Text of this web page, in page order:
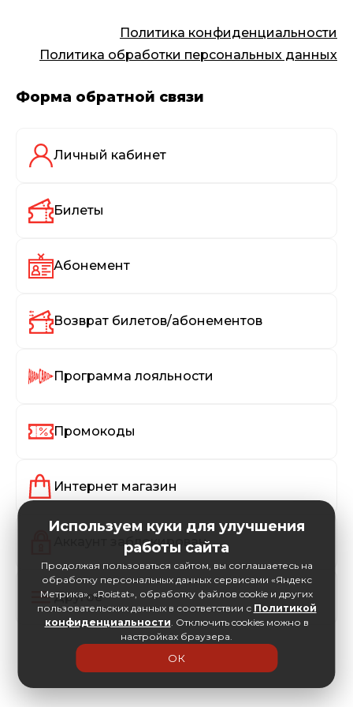
Политика конфиденциальности
Политика обработки персональных данных
Форма обратной связи
Личный кабинет
Билеты
Абонемент
Возврат билетов/абонементов
Программа лояльности
Промокоды
Интернет магазин
Аккаунт заблокирован
Другое
Используем куки для улучшения
работы сайта
Продолжая пользоваться сайтом, вы соглашаетесь на
обработку персональных данных сервисами «Яндекс
Метрика», «Roistat», обработку файлов cookie и других
пользовательских данных в соответствии с Политикой
конфиденциальности. Отключить cookies можно в
настройках браузера.
ОК